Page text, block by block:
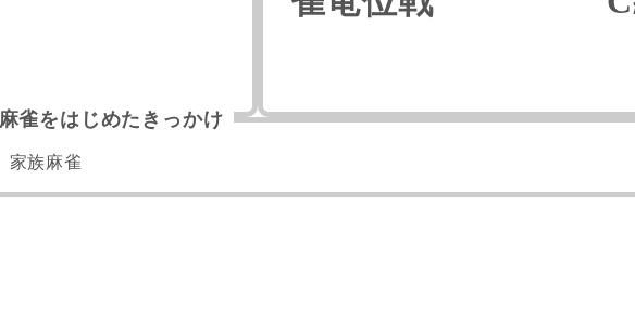
麻雀をはじめたきっかけ
家族麻雀